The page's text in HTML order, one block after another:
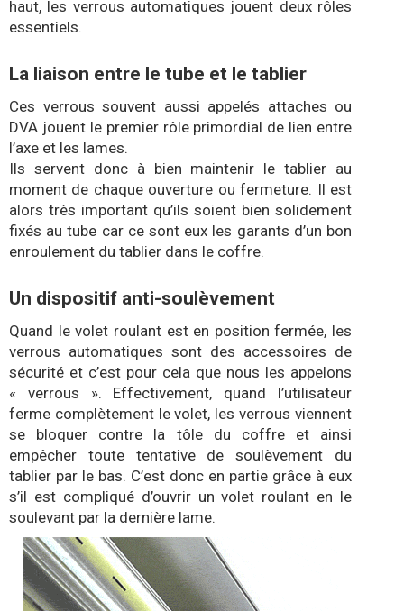
haut, les verrous automatiques jouent deux rôles
essentiels.
La liaison entre le tube et le tablier
Ces verrous souvent aussi appelés attaches ou
DVA jouent le premier rôle primordial de lien entre
l’axe et les lames.
Ils servent donc à bien maintenir le tablier au
moment de chaque ouverture ou fermeture. Il est
alors très important qu’ils soient bien solidement
fixés au tube car ce sont eux les garants d’un bon
enroulement du tablier dans le coffre.
Un dispositif anti-soulèvement
Quand le volet roulant est en position fermée, les
verrous automatiques sont des accessoires de
sécurité et c’est pour cela que nous les appelons
« verrous ». Effectivement, quand l’utilisateur
ferme complètement le volet, les verrous viennent
se bloquer contre la tôle du coffre et ainsi
empêcher toute tentative de soulèvement du
tablier par le bas. C’est donc en partie grâce à eux
s’il est compliqué d’ouvrir un volet roulant en le
soulevant par la dernière lame.